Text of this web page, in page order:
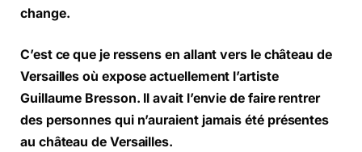
change.
C’est ce que je ressens en allant vers le château de
Versailles où expose actuellement l’artiste
Guillaume Bresson. Il avait l’envie de faire rentrer
des personnes qui n’auraient jamais été présentes
au château de Versailles.